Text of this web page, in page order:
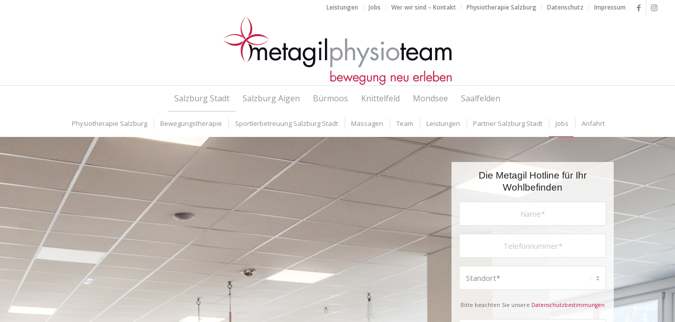
Leistungen Jobs Wer wir sind – Kontakt Physiotherapie Salzburg Datenschutz Impressum
Salzburg Stadt Salzburg Aigen Bürmoos Knittelfeld Mondsee Saalfelden
Physiotherapie Salzburg Bewegungstherapie Sportlerbetreuung Salzburg Stadt Massagen Team Leistungen Partner Salzburg Stadt Jobs Anfahrt
Die Metagil Hotline für Ihr
Wohlbefinden
Bitte beachten Sie unsere Datenschutzbestimmungen